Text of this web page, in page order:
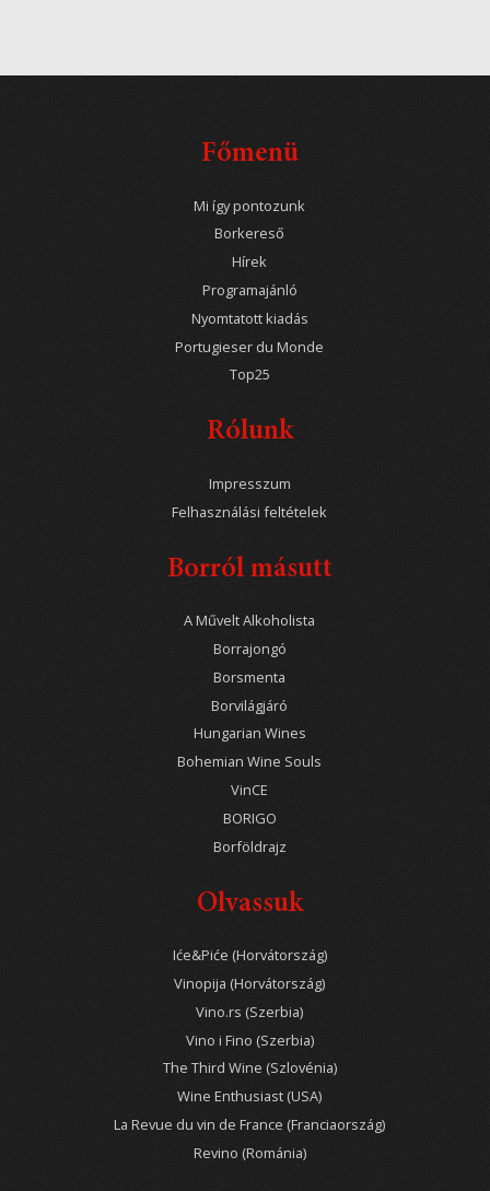
Főmenü
Mi így pontozunk
Borkereső
Hírek
Programajánló
Nyomtatott kiadás
Portugieser du Monde
Top25
Rólunk
Impresszum
Felhasználási feltételek
Borról másutt
A Művelt Alkoholista
Borrajongó
Borsmenta
Borvilágjáró
Hungarian Wines
Bohemian Wine Souls
VinCE
BORIGO
Borföldrajz
Olvassuk
Iće&Piće (Horvátország)
Vinopija (Horvátország)
Vino.rs (Szerbia)
Vino i Fino (Szerbia)
The Third Wine (Szlovénia)
Wine Enthusiast (USA)
La Revue du vin de France (Franciaország)
Revino (Románia)